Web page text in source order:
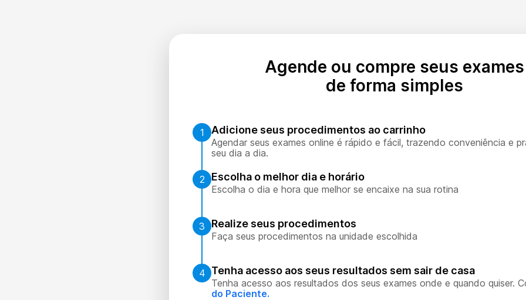
Agende ou compre seus exames
de forma simples
1 Adicione seus procedimentos ao carrinho
Agendar seus exames online é rápido e fácil, trazendo conveniência e
seu dia a dia.
2 Escolha o melhor dia e horário
Escolha o dia e hora que melhor se encaixe na sua rotina
3 Realize seus procedimentos
Faça seus procedimentos na unidade escolhida
4 Tenha acesso aos seus resultados sem sair de casa
Tenha acesso aos resultados dos seus exames onde e quando quiser.
do Paciente.